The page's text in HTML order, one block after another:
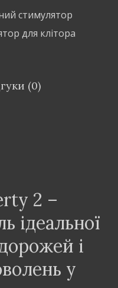
стимулятор
для клітора
(0)
2 –
ідеальної
і
у